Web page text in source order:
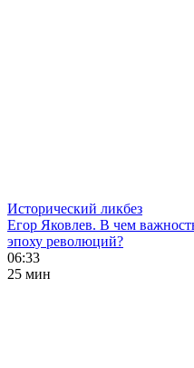
Исторический ликбез
Егор Яковлев. В чем
эпоху революций?
06:33
25 мин